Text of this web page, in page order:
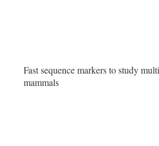
Fast sequence markers to study
mammals